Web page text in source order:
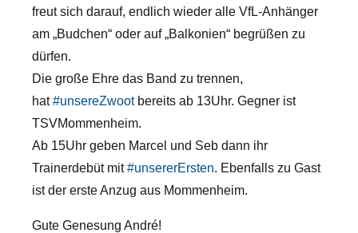
freut sich darauf, endlich wieder alle VfL-Anhänger
am „Budchen“ oder auf „Balkonien“ begrüßen zu
dürfen.
Die große Ehre das Band zu trennen,
hat#unsereZwootbereits ab 13Uhr. Gegner ist
TSVMommenheim.
Ab 15Uhr geben Marcel und Seb dann ihr
Trainerdebüt mit#unsererErsten. Ebenfalls zu Gast
ist der erste Anzug aus Mommenheim.
Gute Genesung André!